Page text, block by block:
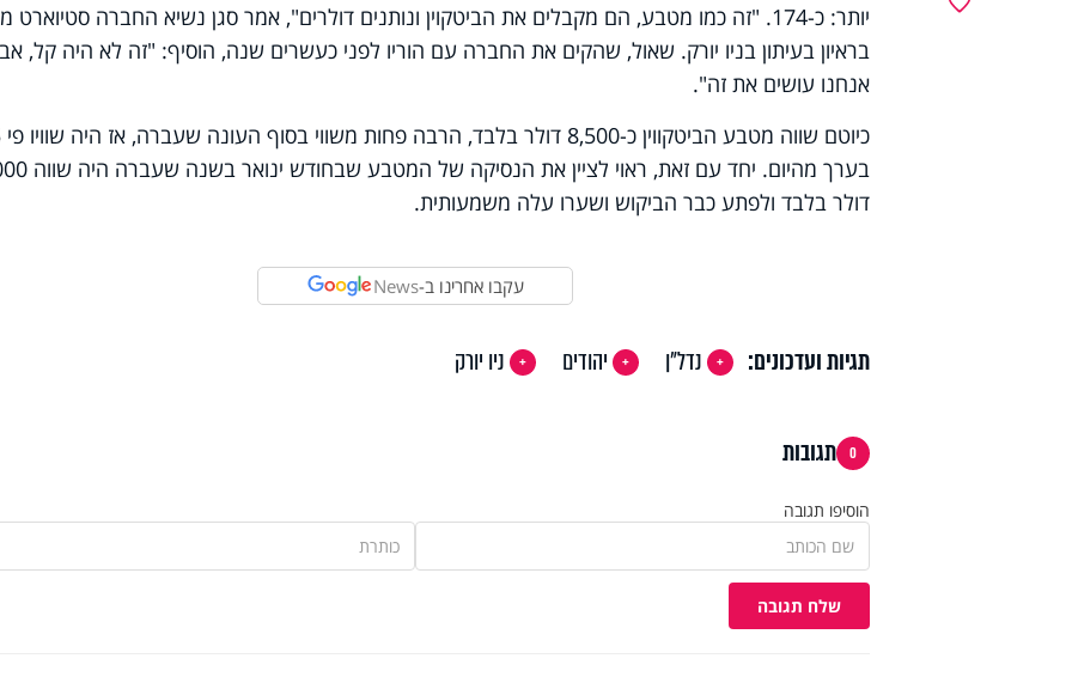
יותר: כ-174. "זה כמו מטבע, הם מקבלים את הביטקוין ונותנים דולרים", אמר סגן נשיא החברה סטיוארט
בראיון בעיתון בניו יורק. שאול, שהקים את החברה עם הוריו לפני כעשרים שנה, הוסיף: "זה לא היה קל,
אנחנו עושים את זה".
בערך מהיום. יחד עם זאת, ראוי לציין את
דולר בלבד ולפתע כבר הביקוש ושערו עלה משמעותית.
עקבו אחרינו ב-News
תגיות ועדכונים: נדל"ן יהודים ניו יורק
0 תגובות
הוסיפו תגובה
שלח תגובה